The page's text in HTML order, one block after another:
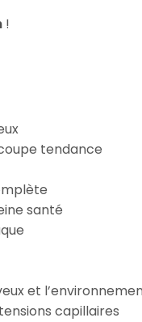
!
tendance
santé
et
capillaires